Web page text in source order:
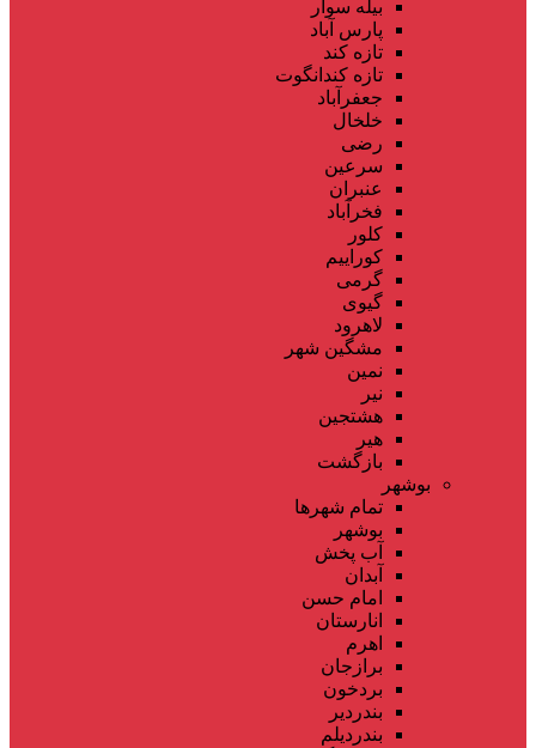
بیله سوار
پارس آباد
تازه کند
تازه کندانگوت
جعفرآباد
خلخال
رضی
سرعین
عنبران
فخرآباد
کلور
کوراییم
گرمی
گیوی
لاهرود
مشگین شهر
نمین
نیر
هشتجین
هیر
بازگشت
بوشهر
تمام شهر‌ها
بوشهر
آب پخش
آبدان
امام حسن
انارستان
اهرم
برازجان
بردخون
بندردیر
بندردیلم